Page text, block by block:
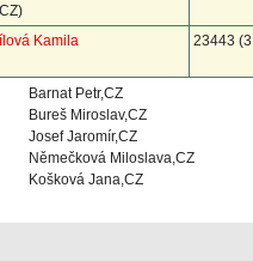
Kamila
23443
Barnat Petr,CZ
Bureš Miroslav,CZ
Josef Jaromír,CZ
Němečková Miloslava,CZ
Košková Jana,CZ